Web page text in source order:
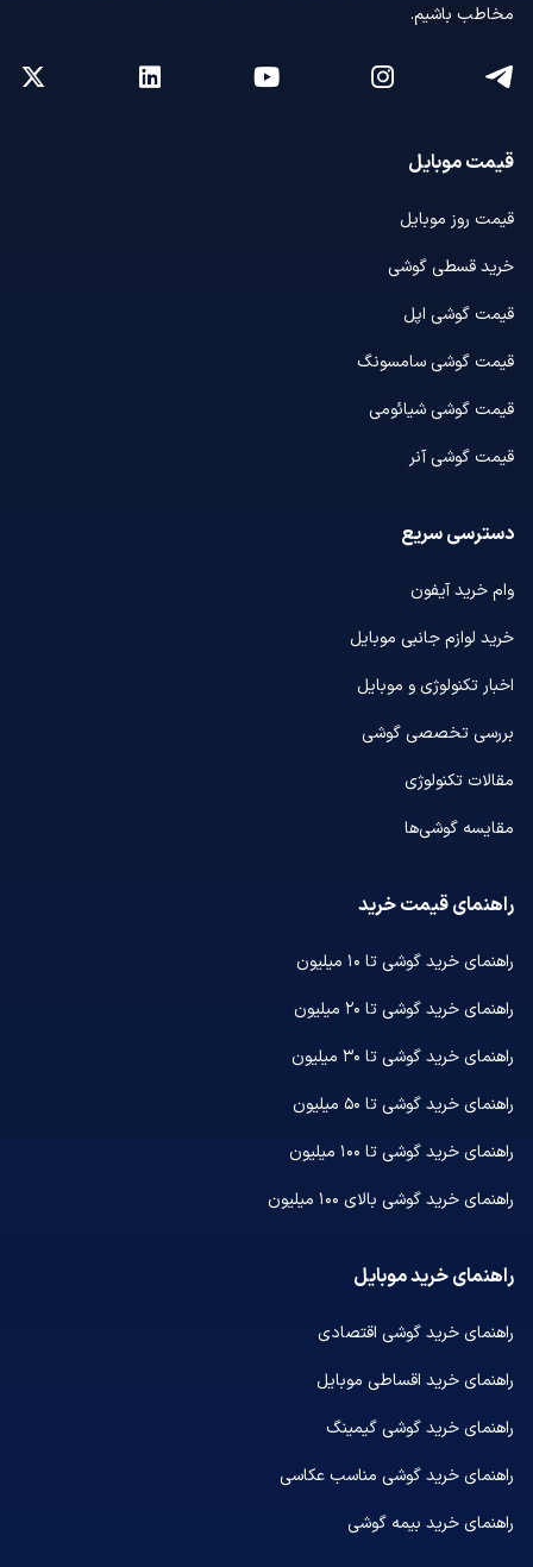
مخاطب باشیم.
قیمت موبایل
قیمت روز موبایل
خرید قسطی گوشی
قیمت گوشی اپل
قیمت گوشی سامسونگ
قیمت گوشی شیائومی
قیمت گوشی آنر
دسترسی سریع
وام خرید آیفون
خرید لوازم جانبی موبایل
اخبار تکنولوژی و موبایل
بررسی تخصصی گوشی
مقالات تکنولوژی
مقایسه گوشی‌ها
راهنمای قیمت خرید
راهنمای خرید گوشی تا ۱۰ میلیون
راهنمای خرید گوشی تا ۲۰ میلیون
راهنمای خرید گوشی تا ۳۰ میلیون
راهنمای خرید گوشی تا ۵۰ میلیون
راهنمای خرید گوشی تا ۱۰۰ میلیون
راهنمای خرید گوشی بالای ۱۰۰ میلیون
راهنمای خرید موبایل
راهنمای خرید گوشی اقتصادی
راهنمای خرید اقساطی موبایل
راهنمای خرید گوشی گیمینگ
راهنمای خرید گوشی مناسب عکاسی
راهنمای خرید بیمه گوشی